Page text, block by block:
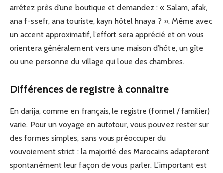
arrêtez près d’une boutique et demandez : « Salam, afak,
ana f-ssefr, ana touriste, kayn hôtel hnaya ? ». Même avec
un accent approximatif, l’effort sera apprécié et on vous
orientera généralement vers une maison d’hôte, un gîte
ou une personne du village qui loue des chambres.
Différences de registre à connaître
En darija, comme en français, le registre (formel / familier)
varie. Pour un voyage en autotour, vous pouvez rester sur
des formes simples, sans vous préoccuper du
vouvoiement strict : la majorité des Marocains adapteront
spontanément leur façon de vous parler. L’important est